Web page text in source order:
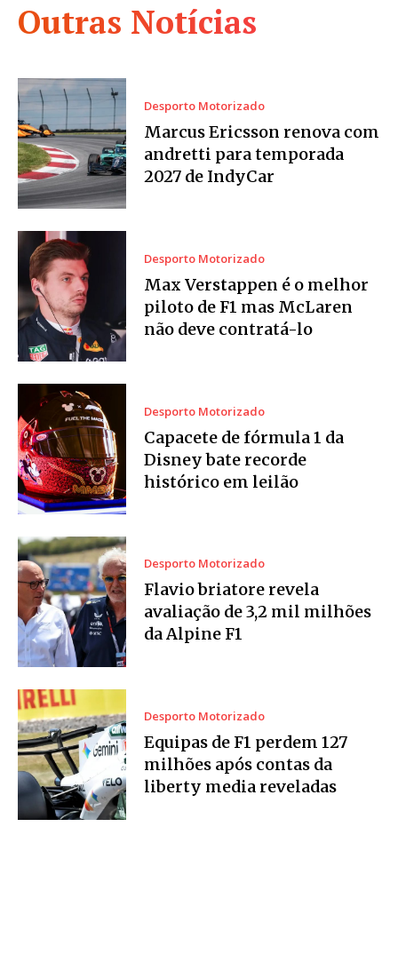
Outras Notícias
Desporto Motorizado
Marcus Ericsson renova com
andretti para temporada
2027 de IndyCar
Desporto Motorizado
Max Verstappen é o melhor
piloto de F1 mas McLaren
não deve contratá-lo
Desporto Motorizado
Capacete de fórmula 1 da
Disney bate recorde
histórico em leilão
Desporto Motorizado
Flavio briatore revela
avaliação de 3,2 mil milhões
da Alpine F1
Desporto Motorizado
Equipas de F1 perdem 127
milhões após contas da
liberty media reveladas